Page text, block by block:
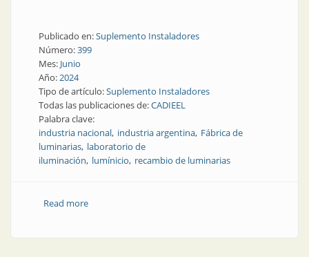
Publicado en:Suplemento Instaladores
Número:399
Mes: Junio
Año:2024
Tipo de artículo:Suplemento Instaladores
Todas las publicaciones de:CADIEEL
Palabra clave:
industria nacional industria argentina Fábrica de
luminarias laboratorio de
iluminación lumínicio recambio de luminarias
Read moreabout La industria luminotécnica quiere hacer su